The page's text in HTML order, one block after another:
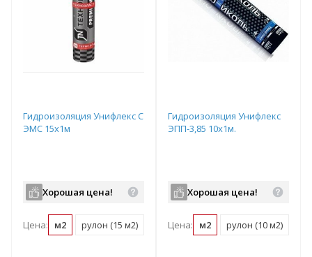
Гидроизоляция Унифлекс С
ЭМС 15х1м
Хорошая цена!
Цена: м2 рулон (15 м2) поддон (345 м2)
Гидроизоляция Унифлекс
ЭПП-3,85 10х1м.
Хорошая цена!
Цена: м2 рулон (10 м2)